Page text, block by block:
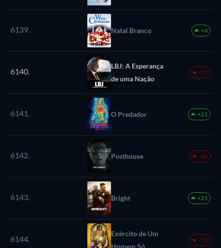
6139. Natal Branco +4
6140.
LBJ: A Esperança
de uma Nação
-51
6141. O Predador +21
6142. Posthouse -66
6143. Bright +21
6144.
Exército de Um
Homem Só
-51